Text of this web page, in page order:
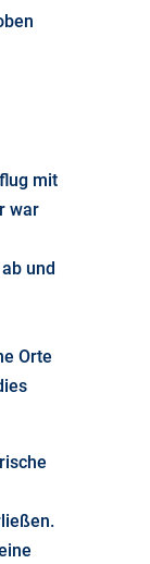
mit
war
und
Orte